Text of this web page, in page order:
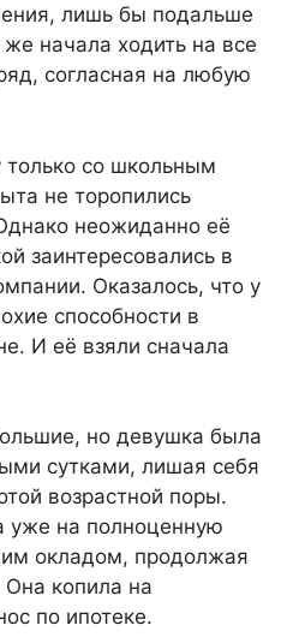
лишь бы подальше
начала ходить на все
согласная на любую
со школьным
не торопились
неожиданно её
заинтересовались в
Оказалось, что у
способности в
И её взяли сначала
но девушка была
сутками, лишая себя
возрастной поры.
уже на полноценную
окладом, продолжая
копила на
по ипотеке.